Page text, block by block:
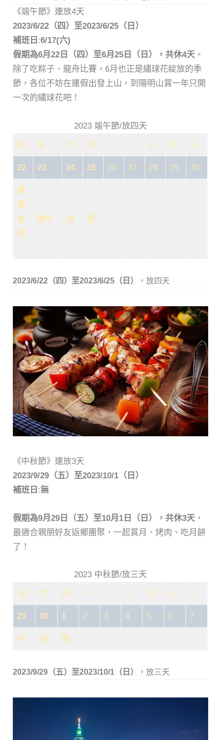
《端午節》連放4天
2023/6/22（四）至2023/6/25（日）
補班日 :6/17(六)
假期為6月22日（四）至6月25日（日），共休4天 。
除了吃粽子、龍舟比賽，6月也正是繡球花綻放的季
節，各位不妨在連假出發上山，到陽明山賞一年只開
一次的繡球花吧！
2023 端午節/放四天
四 五 六 日 一 二 三 四 五
22 23 24 25 26 27 28 29 30
調
整
放
假
~
端午 放 假
2023/6/22（ 四 ）至2023/6/25（ 日 ） ，放四天
《中秋節》連放3天
2023/9/29（五）至2023/10/1（日）
補班日 :無
假期為9月29日（五）至10月1日（日），共休3天 ，
最適合親朋好友返鄉團聚，一起賞月、烤肉、吃月餅
了！
2023 中秋節/放三天
五 六 日 一 二 三 四 五 六
29 30 1 2 3 4 5 6 7
中 秋 節
2023/9/29（五）至2023/10/1（ 日 ） ，放三天